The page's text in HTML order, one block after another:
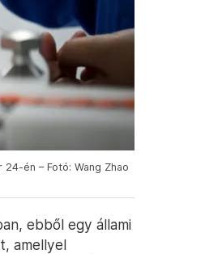
én – Fotó: Wang Zhao
ebből egy állami
amellyel